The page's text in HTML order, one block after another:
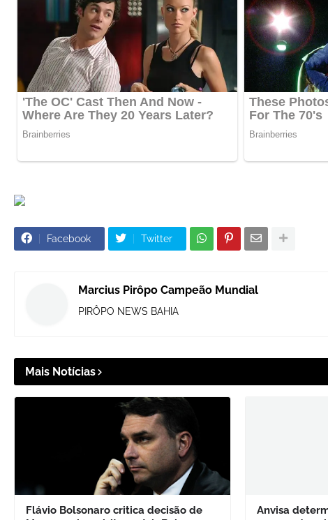
Facebook Twitter
Marcius Pirôpo Campeão Mundial
PIRÔPO NEWS BAHIA
Mais Notícias
Flávio Bolsonaro critica decisão de
Anvisa